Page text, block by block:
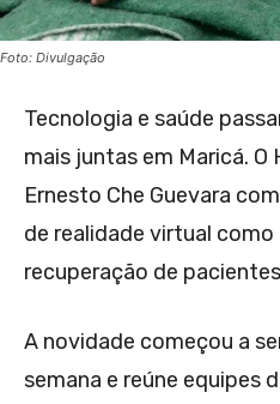
Foto: Divulgação
Tecnologia e saúde
mais juntas em Maricá. O
Ernesto Che Guevara
de realidade virtual
recuperação de
A novidade começou a
semana e reúne equipes